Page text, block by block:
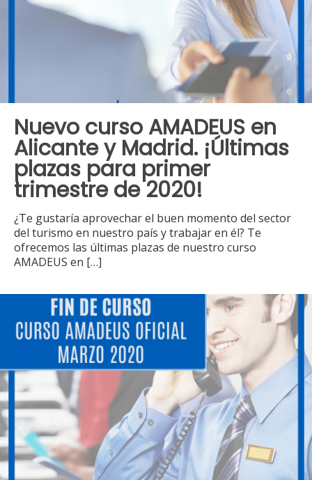
Nuevo curso AMADEUS en
Alicante y Madrid. ¡Últimas
plazas para primer
trimestre de 2020!
¿Te gustaría aprovechar el buen momento del sector
del turismo en nuestro país y trabajar en él? Te
ofrecemos las últimas plazas de nuestro curso
AMADEUS en […]